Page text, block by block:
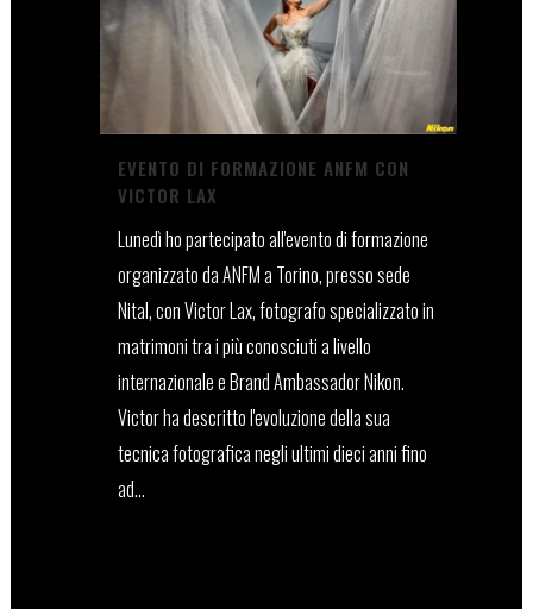
EVENTO DI FORMAZIONE ANFM CON
VICTOR LAX
Lunedì ho partecipato all'evento di formazione
organizzato da ANFM a Torino, presso sede
Nital, con Victor Lax, fotografo specializzato in
matrimoni tra i più conosciuti a livello
internazionale e Brand Ambassador Nikon.
Victor ha descritto l'evoluzione della sua
tecnica fotografica negli ultimi dieci anni fino
ad...